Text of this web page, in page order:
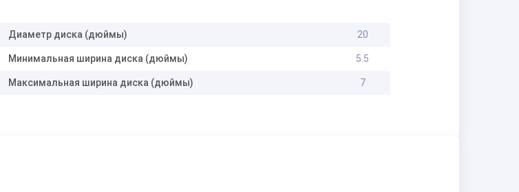
Диаметр диска (дюймы) 20
Минимальная ширина диска (дюймы) 5.5
Максимальная ширина диска (дюймы) 7